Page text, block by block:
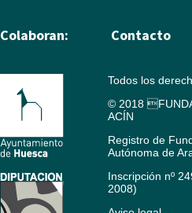
Colaboran: Contacto
Todos los
© 2018
ACÍN
Registro de
Autónoma de
Inscripción nº
2008)